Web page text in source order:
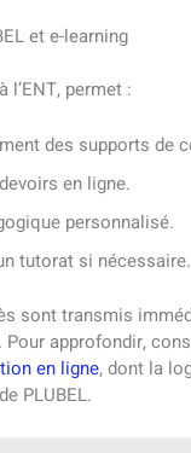
et e-learning
l’ENT, permet :
des supports de
en ligne.
personnalisé.
tutorat si nécessaire.
sont transmis
approfondir,
en ligne, dont la
PLUBEL.